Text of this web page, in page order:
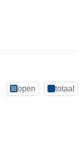
open totaal